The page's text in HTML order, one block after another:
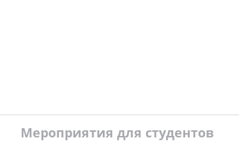
Мероприятия для студентов